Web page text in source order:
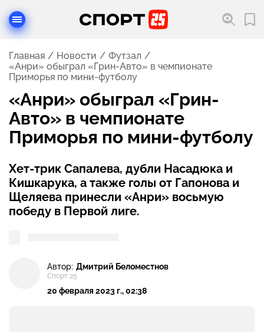
Главная Новости
Футзал
«Анри» обыграл «Грин-Авто» в чемпионате
Приморья по мини-футболу
«Анри» обыграл «Грин-
Авто» в чемпионате
Приморья по мини-футболу
Хет-трик Сапалева, дубли Насадюка и
Кишкарука, а также голы от Гапонова и
Щеляева принесли «Анри» восьмую
победу в Первой лиге.
Автор: Дмитрий Беломестнов
Спорт 25
20 февраля 2023 г., 02:38